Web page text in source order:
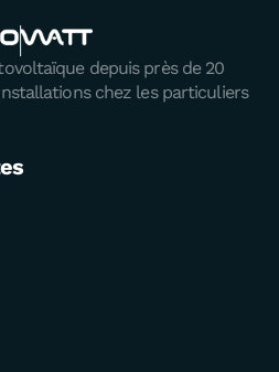
depuis près de 20
chez les particuliers